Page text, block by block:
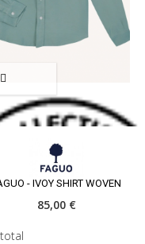
- IVOY SHIRT WOVEN
85,00 €